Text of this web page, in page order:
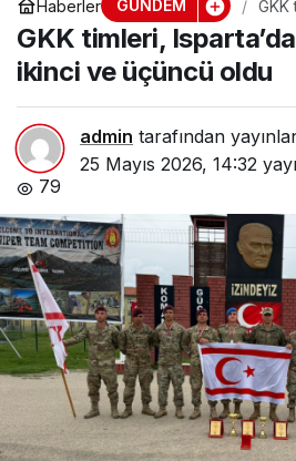
Haberler GÜNDEM
GKK
oldu
GKK timleri,
ikinci ve üçüncü oldu
admin tarafından
25 Mayıs 2026, 14:32
79